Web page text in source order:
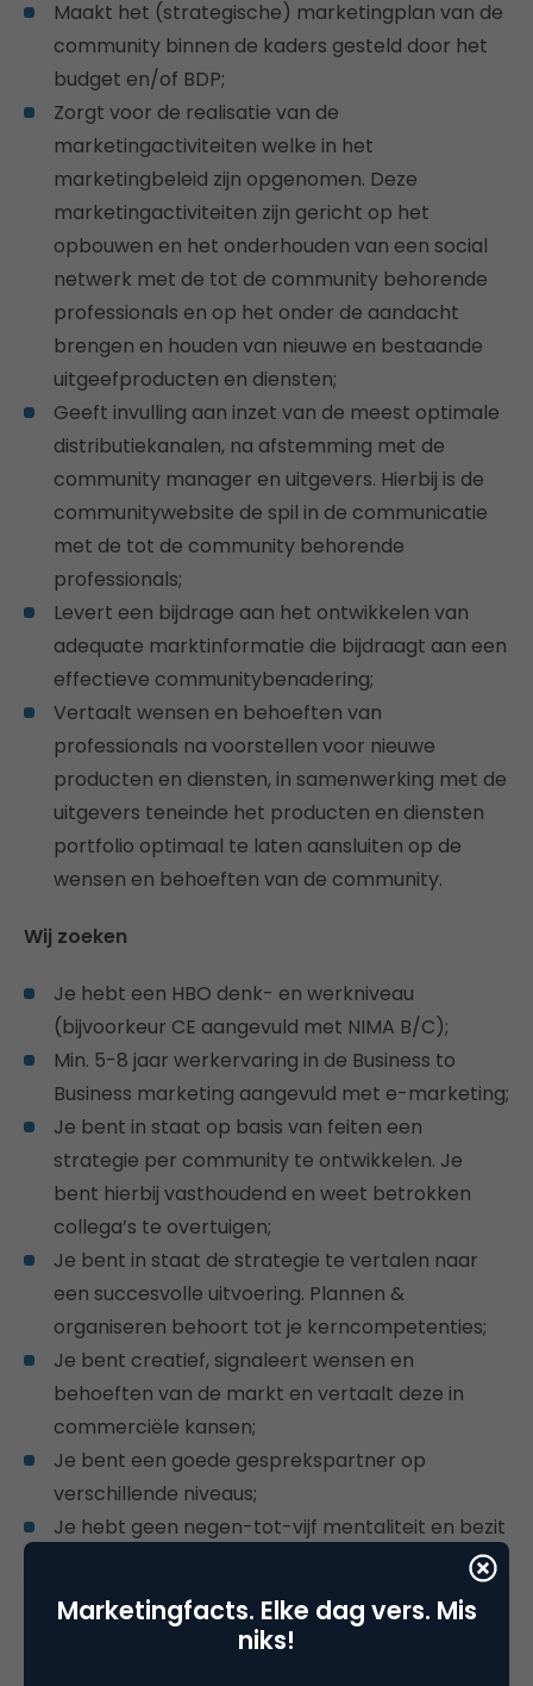
Maakt het (strategische) marketingplan van de
community binnen de kaders gesteld door het
budget en/of BDP;
Zorgt voor de realisatie van de
marketingactiviteiten welke in het
marketingbeleid zijn opgenomen. Deze
marketingactiviteiten zijn gericht op het
opbouwen en het onderhouden van een social
netwerk met de tot de community behorende
professionals en op het onder de aandacht
brengen en houden van nieuwe en bestaande
uitgeefproducten en diensten;
Geeft invulling aan inzet van de meest optimale
distributiekanalen, na afstemming met de
community manager en uitgevers. Hierbij is de
communitywebsite de spil in de communicatie
met de tot de community behorende
professionals;
Levert een bijdrage aan het ontwikkelen van
adequate marktinformatie die bijdraagt aan een
effectieve communitybenadering;
Vertaalt wensen en behoeften van
professionals na voorstellen voor nieuwe
producten en diensten, in samenwerking met de
uitgevers teneinde het producten en diensten
portfolio optimaal te laten aansluiten op de
wensen en behoeften van de community.
Wij zoeken
Je hebt een HBO denk- en werkniveau
(bijvoorkeur CE aangevuld met NIMA B/C);
Min. 5-8 jaar werkervaring in de Business to
Business marketing aangevuld met e-marketing;
Je bent in staat op basis van feiten een
strategie per community te ontwikkelen. Je
bent hierbij vasthoudend en weet betrokken
collega’s te overtuigen;
Je bent in staat de strategie te vertalen naar
een succesvolle uitvoering. Plannen &
organiseren behoort tot je kerncompetenties;
Je bent creatief, signaleert wensen en
behoeften van de markt en vertaalt deze in
commerciële kansen;
Je bent een goede gesprekspartner op
verschillende niveaus;
Je hebt geen negen-tot-vijf mentaliteit en bezit
Wij bieden
Marketingfacts. Elke dag vers. Mis
niks!